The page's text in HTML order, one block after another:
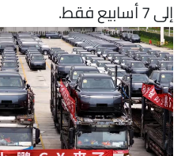
إلى 7 أسابيع فقط.